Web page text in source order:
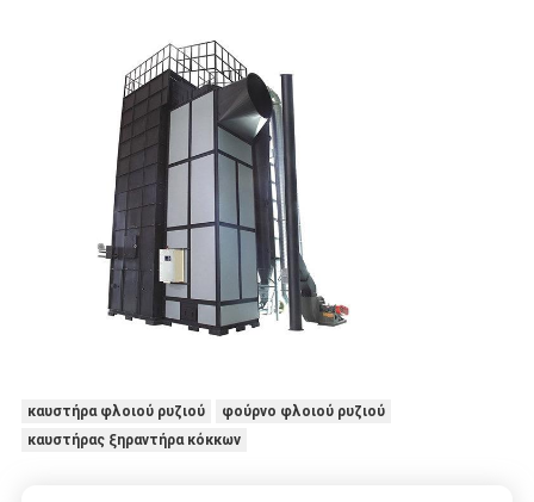
καυστήρα φλοιού ρυζιού
φούρνο φλοιού ρυζιού
καυστήρας ξηραντήρα κόκκων